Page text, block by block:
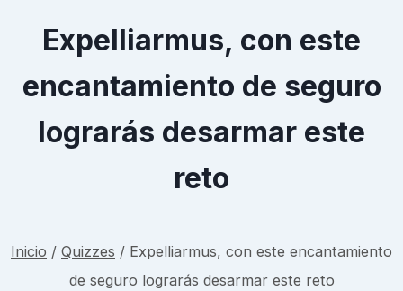
Expelliarmus, con este
encantamiento de seguro
lograrás desarmar este
reto
Inicio / Quizzes / Expelliarmus, con este encantamiento
de seguro lograrás desarmar este reto